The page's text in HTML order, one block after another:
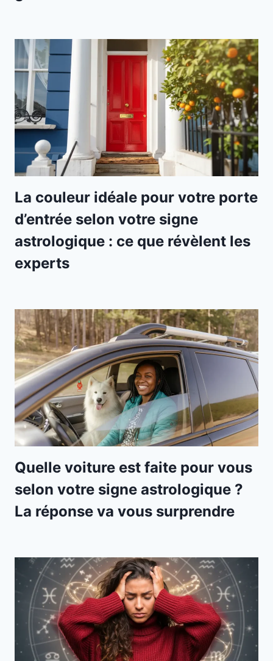
La couleur idéale pour votre porte
d’entrée selon votre signe
astrologique : ce que révèlent les
experts
Quelle voiture est faite pour vous
selon votre signe astrologique ?
La réponse va vous surprendre